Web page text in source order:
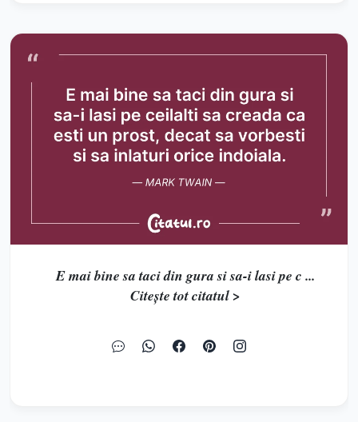
E mai bine sa taci din gura si sa-i lasi pe c ...
Citește tot citatul >